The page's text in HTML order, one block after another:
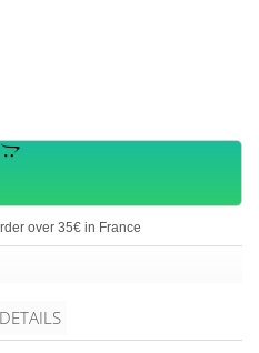
over 35€ in France